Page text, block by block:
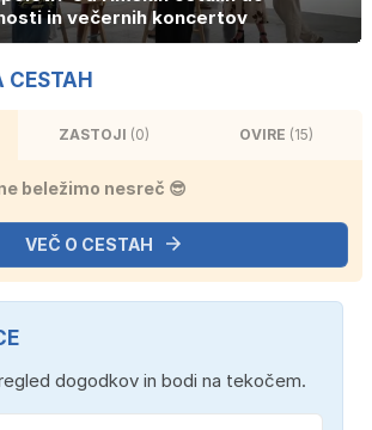
in večernih koncertov
CESTAH
ZASTOJI (0) OVIRE (15)
beležimo nesreč 😎
VEČ O CESTAH
dogodkov in bodi na tekočem.